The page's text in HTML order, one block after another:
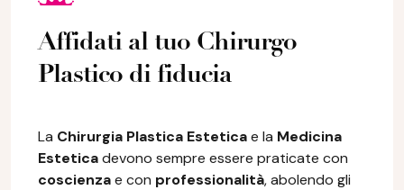
Affidati al tuo Chirurgo
Plastico di fiducia
La Chirurgia Plastica Esteticae la Medicina
Esteticadevono sempre essere praticate con
coscienzae con professionalità, abolendo gli